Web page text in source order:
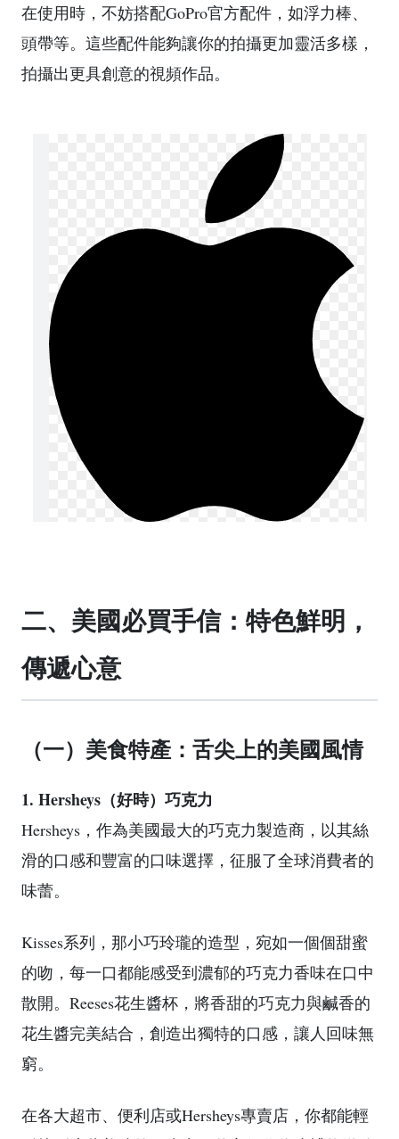
在使用時，不妨搭配GoPro官方配件，如浮力棒、
頭帶等。這些配件能夠讓你的拍攝更加靈活多樣，
拍攝出更具創意的視頻作品。
二、美國必買手信：特色鮮明，
傳遞心意
（一）美食特產：舌尖上的美國風情
1. Hersheys（好時）巧克力
Hersheys，作為美國最大的巧克力製造商，以其絲
滑的口感和豐富的口味選擇，征服了全球消費者的
味蕾。
Kisses系列，那小巧玲瓏的造型，宛如一個個甜蜜
的吻，每一口都能感受到濃郁的巧克力香味在口中
散開。Reeses花生醬杯，將香甜的巧克力與鹹香的
花生醬完美結合，創造出獨特的口感，讓人回味無
窮。
在各大超市、便利店或Hersheys專賣店，你都能輕